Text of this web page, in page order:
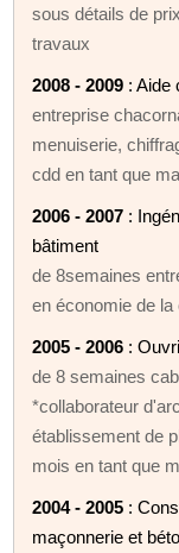
sous détails de
travaux
2008 - 2009 : Aide
entreprise
menuiserie,
cdd en tant que
2006 - 2007 :
bâtiment
de 8semaines
en économie de
2005 - 2006 :
de 8 semaines
*collaborateur
établissement de
mois en tant que
2004 - 2005 :
maçonnerie et